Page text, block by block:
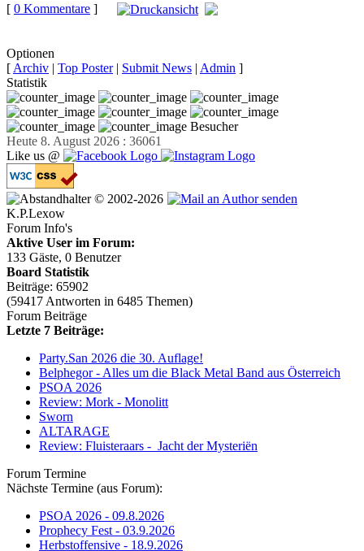
[ 0 Kommentare ]
Optionen
[ Archiv | Top Poster| Submit News | Admin ]
Statistik
Besucher
Heute 8. August 2026 : 36061
Like us @
© 2002-2026
K.P.Lexow
Forum Info's
Aktive User im Forum:
133 Gäste, 0 Benutzer
Board Statistik
Beiträge: 65902
(59417 Antworten in 6485 Themen)
Forum Beiträge
Letzte 7 Beiträge:
Party.San 2026 die 30. Auflage!
Belphegor - Alles um die Black Metal Band aus Österreich
PSOA 2026
Review: Mork - Monolitt
Sworn
ALTARAGE
Review: Fluisteraars - Jacht der Mysteriën
Forum Termine
Nächste Termine (aus Forum):
PSOA 2026 - 09.8.2026
Prophecy Fest - 03.9.2026
Herbstoffensive - 18.9.2026